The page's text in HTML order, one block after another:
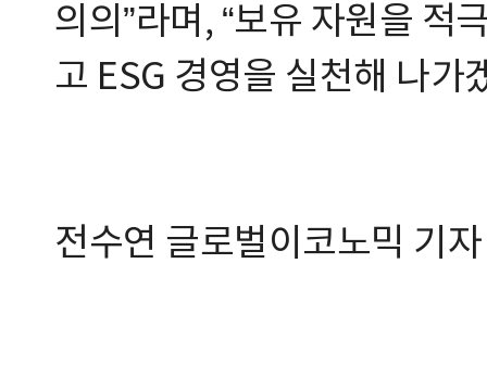
의의”라며, “보유 자원을 적
고 ESG 경영을 실천해 나가
전수연 글로벌이코노믹 기